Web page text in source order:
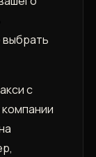
выбрать
с